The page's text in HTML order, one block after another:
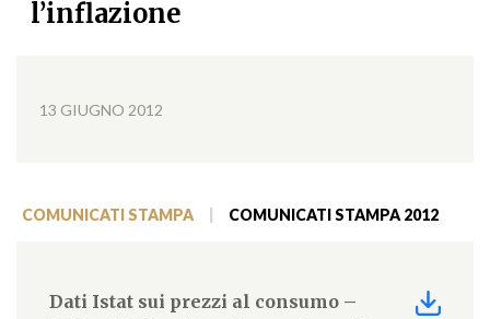
l’inflazione
13 GIUGNO 2012
COMUNICATI STAMPA COMUNICATI STAMPA 2012
Dati Istat sui prezzi al consumo –